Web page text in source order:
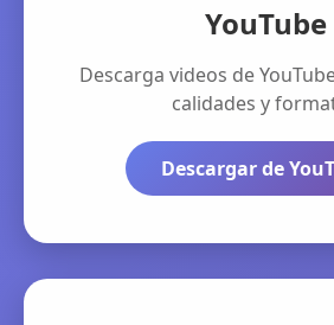
YouTube
Descarga videos de
calidades y
Descargar de